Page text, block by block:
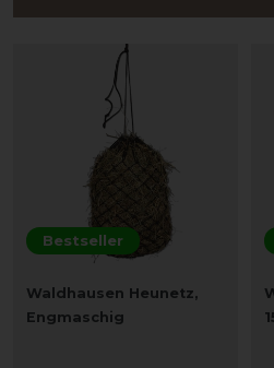
Bestseller
Waldhausen Heunetz,
Engmaschig